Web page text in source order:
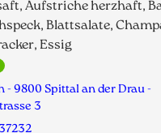
Aufstriche herzhaft,
Blattsalate,
Essig
- 9800 Spittal an der Drau -
3